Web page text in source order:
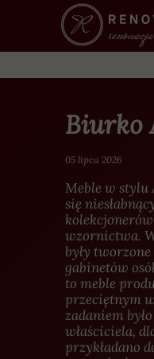
Meble w stylu
się
wzornictwa.
były
gabinetów
to meble
przeciętnym
zadaniem
właściciela,
przykładano
05 lipca 2026
Biurko